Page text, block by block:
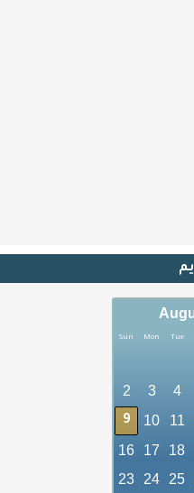
Sun Mon Tue
2
3 4
9 10 11
16
17 18
23
24 25